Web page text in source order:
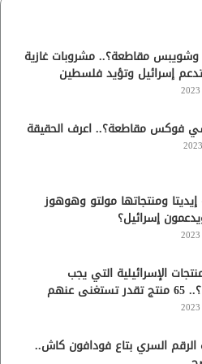
مقاطعة؟.. مشروبات غازية
إسرائيل وتؤيد فلسطين
فوكس مقاطعة؟.. اعرف الحقيقة
ومنتجاتها مولتو وهوهوز
إسرائيل؟
الإسرائيلية التي يجب
عنهم
الرقم السري بتاع فودافون كاش..